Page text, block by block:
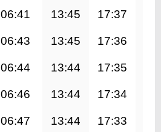
06:41 13:45 17:37
06:43 13:45 17:36
06:44 13:44 17:35
06:46 13:44 17:34
06:47 13:44 17:33